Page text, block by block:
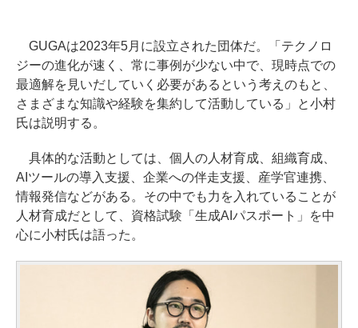
GUGAは2023年5月に設立された団体だ。「テクノロ
ジーの進化が速く、常に事例が少ない中で、現時点での
最適解を見いだしていく必要があるという考えのもと、
さまざまな知識や経験を集約して活動している」と小村
氏は説明する。
具体的な活動としては、個人の人材育成、組織育成、
AIツールの導入支援、企業への伴走支援、産学官連携、
情報発信などがある。その中でも力を入れていることが
人材育成だとして、資格試験「生成AIパスポート」を中
心に小村氏は語った。